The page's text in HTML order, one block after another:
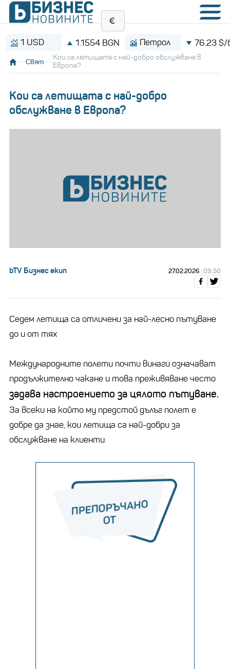
1.1554 BGN Петрол 76.23 $/барел
Свят
Кои са летищата с най-добро обслужване в
Европа?
Кои са летищата с най-добро
обслужване в Европа?
bTV Бизнес екип 27.02.2026 09:50
Седем летища са отличени за най-лесно пътуване
до и от тях
Международните полети почти винаги означават
продължително чакане и това преживяване често
задава настроението за цялото пътуване.
За всеки на който му предстой дълъг полет е
добре да знае, кои летища са най-добри за
обслужване на клиенти.